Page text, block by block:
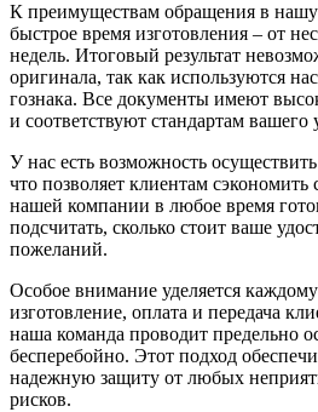
К преимуществам обращения в
быстрое время изготовления – от
недель. Итоговый результат
оригинала, так как используются
гознака. Все документы имеют
и соответствуют стандартам вашего
У нас есть возможность
что позволяет клиентам
нашей компании в любое время
подсчитать, сколько стоит ваше
пожеланий.
Особое внимание уделяется каждому
изготовление, оплата и передача
наша команда проводит предельно
бесперебойно. Этот подход
надежную защиту от любых
рисков.